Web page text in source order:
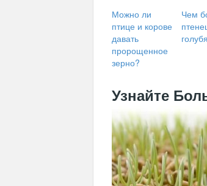
Можно ли
птице и корове
давать
пророщенное
зерно?
Чем
Узнайте